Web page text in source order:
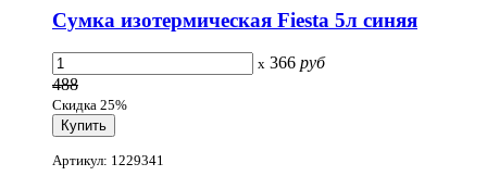
Сумка изотермическая Fiesta 5л синяя
x 366 руб
488
Скидка 25%
Артикул: 1229341